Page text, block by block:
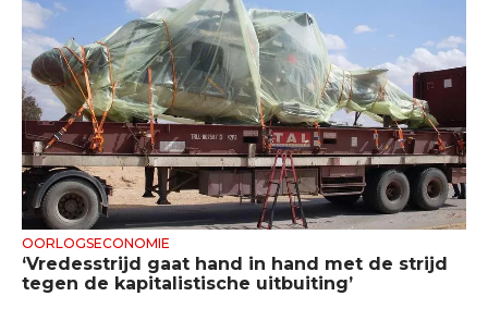
OORLOGSECONOMIE
‘Vredesstrijd gaat hand in hand met de strijd
tegen de kapitalistische uitbuiting’